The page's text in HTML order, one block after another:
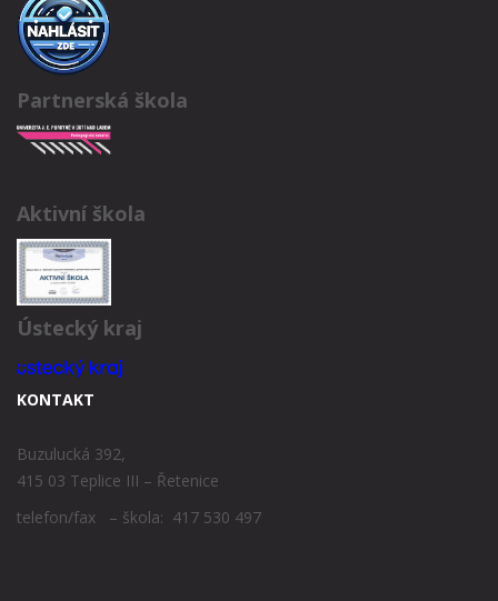
Partnerská škola
Aktivní škola
Ústecký kraj
KONTAKT
Buzulucká 392,
415 03 Teplice III – Řetenice
telefon/fax – škola: 417 530 497